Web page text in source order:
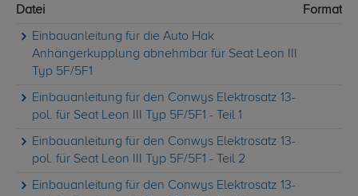
Datei
Format
Einbauanleitung für die Auto Hak
Anhängerkupplung abnehmbar für Seat Leon III
Typ 5F/5F1
Einbauanleitung für den Conwys Elektrosatz 13-
pol. für Seat Leon III Typ 5F/5F1 - Teil 1
Einbauanleitung für den Conwys Elektrosatz 13-
pol. für Seat Leon III Typ 5F/5F1 - Teil 2
Einbauanleitung für den Conwys Elektrosatz 13-